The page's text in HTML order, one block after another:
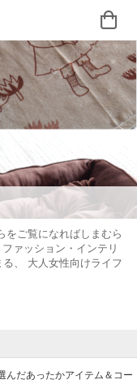
をご覧になればしまむら
ァッション・インテリ
、 大人女性向けライフ
んだあったかアイテム＆コー